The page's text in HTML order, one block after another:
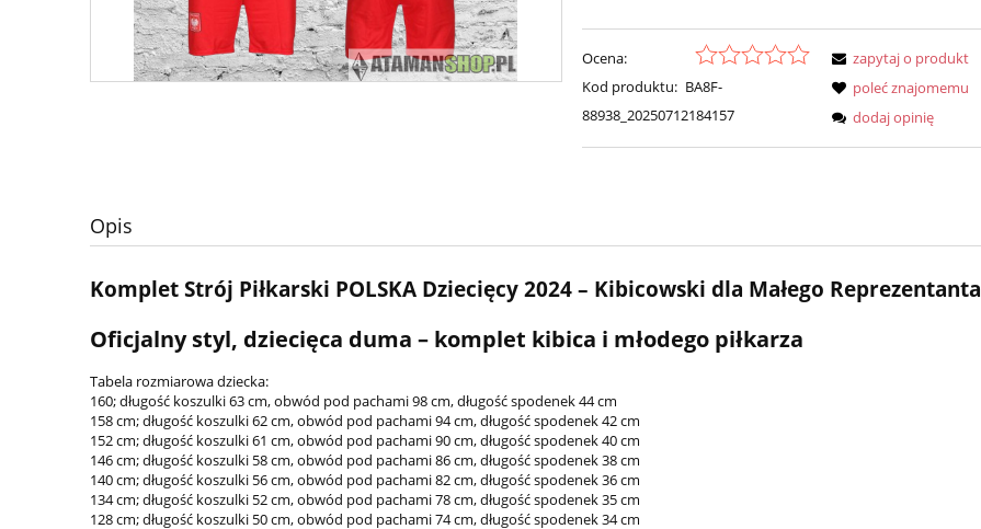
Ocena:
Kod produktu: BA8F-
88938_20250712184157
zapytaj o produkt
poleć znajomemu
dodaj opinię
Opis
Komplet Strój Piłkarski POLSKA Dziecięcy 2024 – Kibicowski dla Małego Reprezentanta
Oficjalny styl, dziecięca duma – komplet kibica i młodego piłkarza
Tabela rozmiarowa dziecka:
160; długość koszulki 63 cm, obwód pod pachami 98 cm, długość spodenek 44 cm
158 cm; długość koszulki 62 cm, obwód pod pachami 94 cm, długość spodenek 42 cm
152 cm; długość koszulki 61 cm, obwód pod pachami 90 cm, długość spodenek 40 cm
146 cm; długość koszulki 58 cm, obwód pod pachami 86 cm, długość spodenek 38 cm
140 cm; długość koszulki 56 cm, obwód pod pachami 82 cm, długość spodenek 36 cm
134 cm; długość koszulki 52 cm, obwód pod pachami 78 cm, długość spodenek 35 cm
128 cm; długość koszulki 50 cm, obwód pod pachami 74 cm, długość spodenek 34 cm